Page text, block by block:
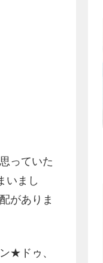
っていた
いまし
がありま
★ドゥ、